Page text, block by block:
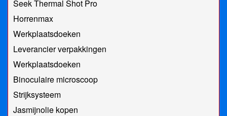
Seek Thermal Shot Pro
Horrenmax
Werkplaatsdoeken
Leverancier verpakkingen
Werkplaatsdoeken
Binoculaire microscoop
Strijksysteem
Jasmijnolie kopen